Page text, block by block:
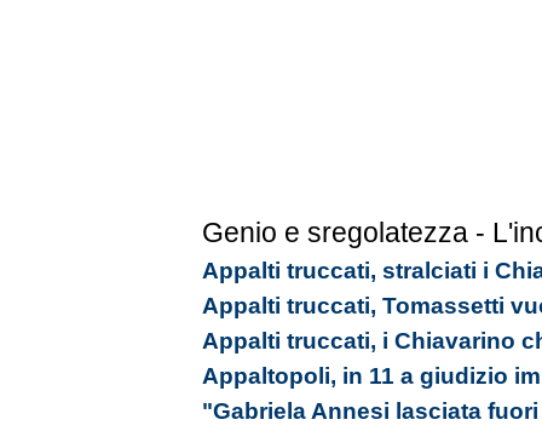
Genio e sregolatezza -
Appalti truccati, stralciati i
Appalti truccati, Tomassetti
Appalti truccati, i Chiavarino
Appaltopoli, in 11 a giudizio
"Gabriela Annesi lasciata